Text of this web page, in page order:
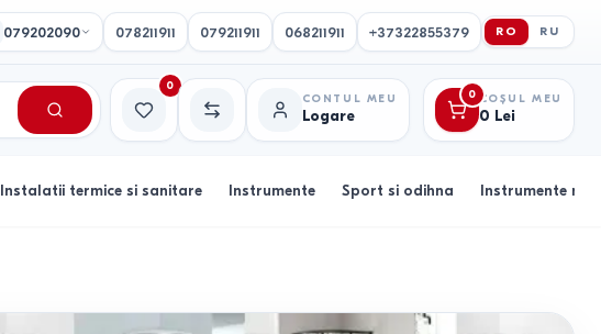
079202090 078211911 079211911 068211911 +37322855379 RO RU
Favorite
0
Comparație
CONTUL MEU
Logare
0 COȘUL MEU
0 Lei
Instalatii termice si sanitare Instrumente Sport si odihna Instrumente